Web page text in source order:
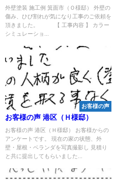
外壁塗装 施工例 箕面市（Ｏ様邸） 外壁の
傷み、ひび割れが気になり工事のご依頼を
頂きました。 【 工事内容 】 カラー
シミュレーショ...
お客様の声
お客様の声 港区（Ｈ様邸）
お客様の声 港区（Ｈ様邸） お客様からの
アンケートです。 現在の家の状態、外
壁・屋根・ベランダを写真撮影し 見積り
と共に提出してもらいました...